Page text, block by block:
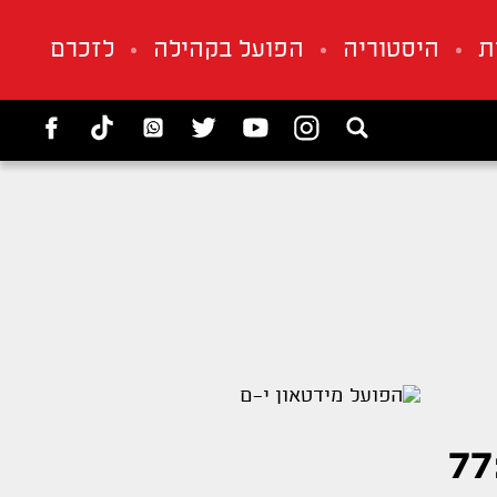
היסטוריה הפועל בקהילה לזכרם